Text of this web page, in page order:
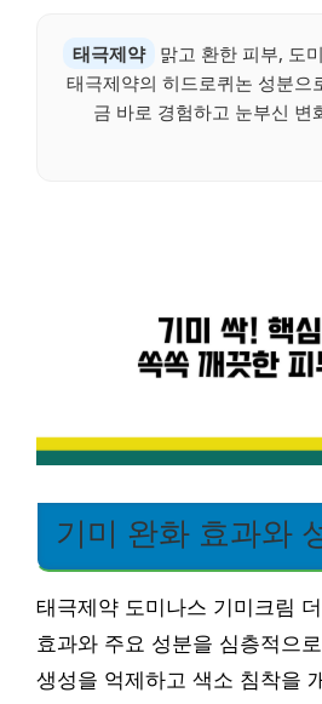
태극제약
맑고 환한 피부, 도
태극제약의 히드로퀴논 성분으
금 바로 경험하고 눈부신 변
기미 완화 효과와
태극제약 도미나스 기미크림
효과와 주요 성분을 심층적으
생성을 억제하고 색소 침착을